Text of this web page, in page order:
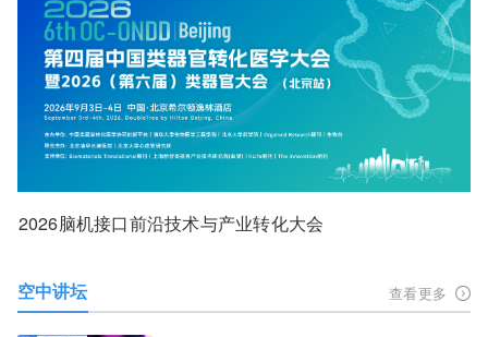
2026脑机接口前沿技术与产业转化大会
空中讲坛 查看更多